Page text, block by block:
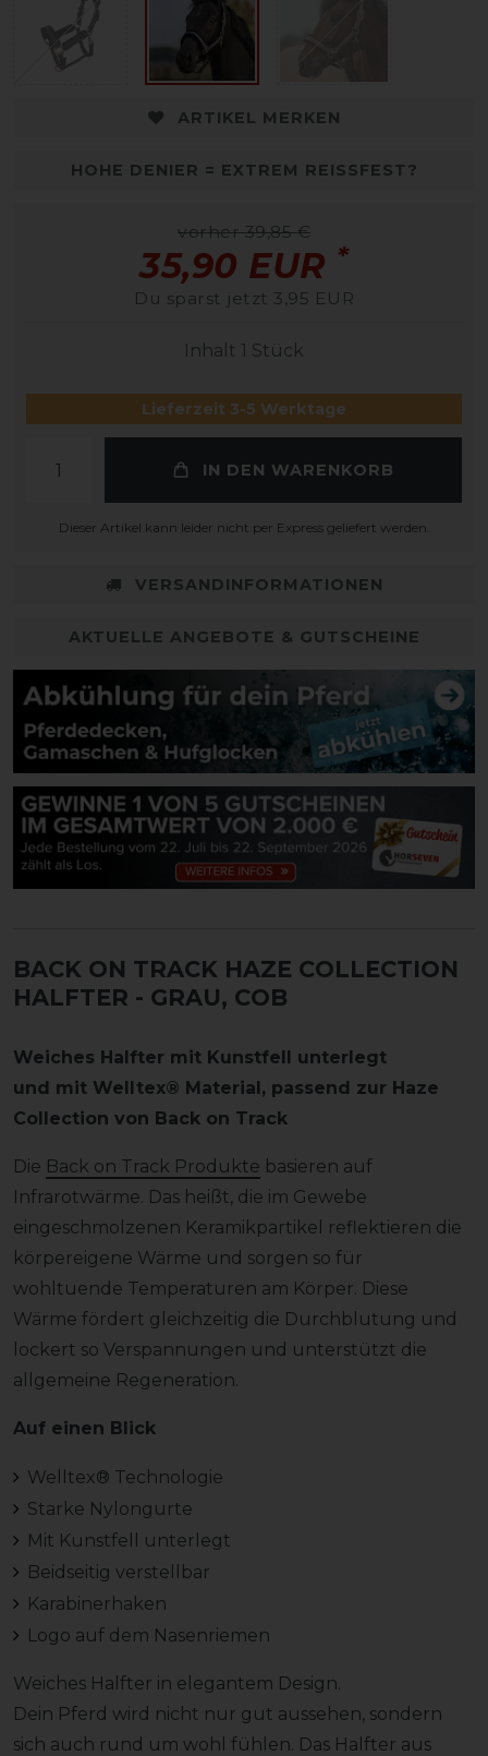
ARTIKEL MERKEN
HOHE DENIER = EXTREM REISSFEST?
vorher 39,85 €
35,90 EUR *
Du sparst jetzt 3,95 EUR
Inhalt 1 Stück
Lieferzeit 3-5 Werktage
IN DEN WARENKORB
Dieser Artikel kann leider nicht per Express geliefert werden.
VERSANDINFORMATIONEN
AKTUELLE ANGEBOTE & GUTSCHEINE
BACK ON TRACK HAZE COLLECTION
HALFTER - GRAU, COB
Weiches Halfter mit Kunstfell unterlegt
und mit Welltex® Material, passend zur Haze
Collection von Back on Track
Die Back on Track Produkte basieren auf
Infrarotwärme. Das heißt, die im Gewebe
eingeschmolzenen Keramikpartikel reflektieren die
körpereigene Wärme und sorgen so für
wohltuende Temperaturen am Körper. Diese
Wärme fördert gleichzeitig die Durchblutung und
lockert so Verspannungen und unterstützt die
allgemeine Regeneration.
Auf einen Blick
Welltex® Technologie
Starke Nylongurte
Mit Kunstfell unterlegt
Beidseitig verstellbar
Karabinerhaken
Logo auf dem Nasenriemen
Weiches Halfter in elegantem Design.
Dein Pferd wird nicht nur gut aussehen, sondern
sich auch rund um wohl fühlen. Das Halfter aus